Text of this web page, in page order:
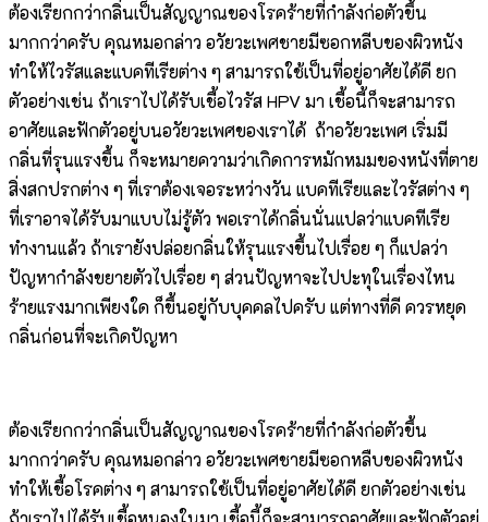
ต้องเรียกกว่ากลิ่นเป็นสัญญาณของโรคร้ายที่กำลังก่อตัวขึ้น
มากกว่าครับ คุณหมอกล่าว อวัยวะเพศชายมีซอกหลีบของผิวหนัง
ทำให้ไวรัสและแบคทีเรียต่าง ๆ สามารถใช้เป็นที่อยู่อาศัยได้ดี ยก
ตัวอย่างเช่น ถ้าเราไปได้รับเชื้อไวรัส HPV มา เชื้อนี้ก็จะสามารถ
อาศัยและฟักตัวอยู่บนอวัยวะเพศของเราได้ ถ้าอวัยวะเพศ เริ่มมี
กลิ่นที่รุนแรงขึ้น ก็จะหมายความว่าเกิดการหมักหมมของหนังที่ตาย
สิ่งสกปรกต่าง ๆ ที่เราต้องเจอระหว่างวัน แบคทีเรียและไวรัสต่าง ๆ
ที่เราอาจได้รับมาแบบไม่รู้ตัว พอเราได้กลิ่นนั่นแปลว่าแบคทีเรีย
ทำงานแล้ว ถ้าเรายังปล่อยกลิ่นให้รุนแรงขึ้นไปเรื่อย ๆ ก็แปลว่า
ปัญหากำลังขยายตัวไปเรื่อย ๆ ส่วนปัญหาจะไปปะทุในเรื่องไหน
ร้ายแรงมากเพียงใด ก็ขึ้นอยู่กับบุคคลไปครับ แต่ทางที่ดี ควรหยุด
กลิ่นก่อนที่จะเกิดปัญหา
ต้องเรียกกว่ากลิ่นเป็นสัญญาณของโรคร้ายที่กำลังก่อตัวขึ้น
มากกว่าครับ คุณหมอกล่าว อวัยวะเพศชายมีซอกหลืบของผิวหนัง
ทำให้เชื้อโรคต่าง ๆ สามารถใช้เป็นที่อยู่อาศัยได้ดี ยกตัวอย่างเช่น